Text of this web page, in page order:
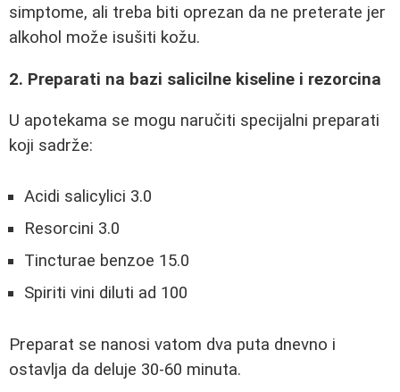
simptome, ali treba biti oprezan da ne preterate jer
alkohol može isušiti kožu.
2. Preparati na bazi salicilne kiseline i rezorcina
U apotekama se mogu naručiti specijalni preparati
koji sadrže:
Acidi salicylici 3.0
Resorcini 3.0
Tincturae benzoe 15.0
Spiriti vini diluti ad 100
Preparat se nanosi vatom dva puta dnevno i
ostavlja da deluje 30-60 minuta.